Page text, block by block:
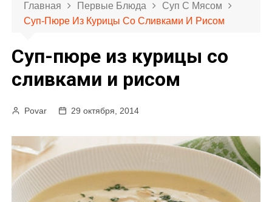
Главная Первые Блюда
Суп С Мясом
Суп-Пюре Из Курицы Со Сливками И Рисом
Суп-пюре из курицы со
сливками и рисом
Povar 29 октября, 2014